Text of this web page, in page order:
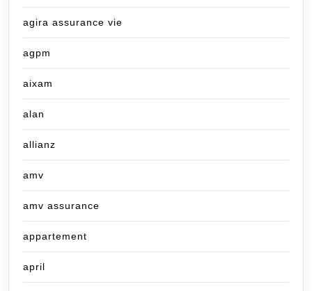
agira assurance vie
agpm
aixam
alan
allianz
amv
amv assurance
appartement
april